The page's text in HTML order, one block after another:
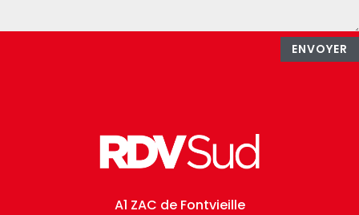
ENVOYER
A1 ZAC de Fontvieille